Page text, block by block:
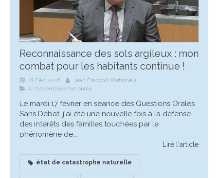
Reconnaissance des sols argileux : mon
combat pour les habitants continue !
18 Fév 2026
Jean François Portarrieu
A l'Assemblée Nationale
Le mardi 17 février en séance des Questions Orales
Sans Débat, j'ai été une nouvelle fois à la défense
des intérêts des familles touchées par le
phénomène de...
Lire l'article
état de catastrophe naturelle